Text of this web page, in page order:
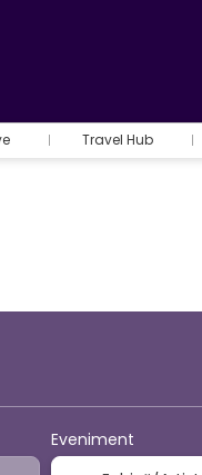
Travel Hub
Eveniment